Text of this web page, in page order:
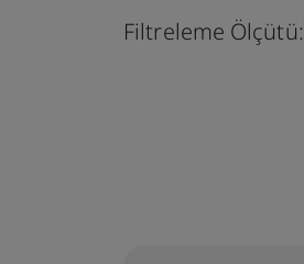
Filtreleme Ölçütü: